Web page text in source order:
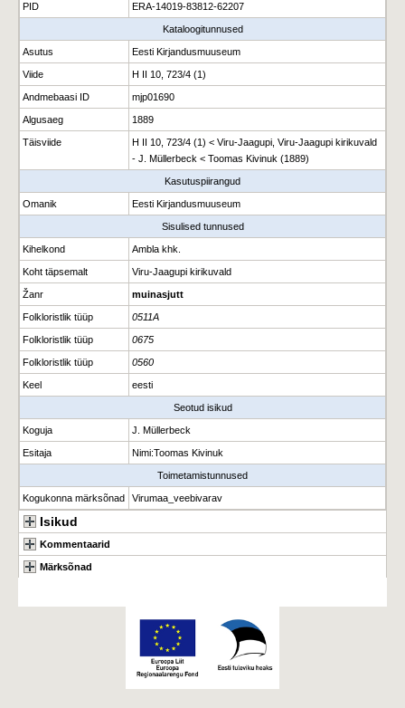
PID ERA-14019-83812-62207
Kataloogitunnused
Asutus Eesti Kirjandusmuuseum
Viide H II 10, 723/4 (1)
Andmebaasi ID mjp01690
Algusaeg 1889
Täisviide
H II 10, 723/4 (1) < Viru-Jaagupi, Viru-Jaagupi kirikuvald
- J. Müllerbeck < Toomas Kivinuk (1889)
Kasutuspiirangud
Omanik Eesti Kirjandusmuuseum
Sisulised tunnused
Kihelkond Ambla khk.
Koht täpsemalt Viru-Jaagupi kirikuvald
Žanr muinasjutt
Folkloristlik tüüp 0511A
Folkloristlik tüüp 0675
Folkloristlik tüüp 0560
Keel eesti
Seotud isikud
Koguja J. Müllerbeck
Esitaja Nimi:Toomas Kivinuk
Toimetamistunnused
Kogukonna märksõnad Virumaa_veebivarav
Isikud
Kommentaarid
Märksõnad